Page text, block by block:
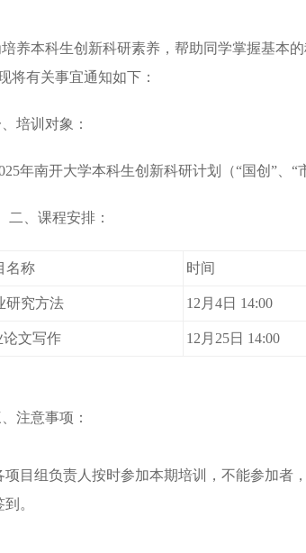
培养本科生创新科研素养，帮助同学掌握基本
将有关事宜通知如下：
培训对象：
年南开大学本科生创新科研计划（“国创”、“
、课程安排：
名称 时间
研究方法 12 月4日 14:00
论文写作 12月 25日 14:00
、注意事项：
目组负责人按时参加本期培训，不能参加者
。